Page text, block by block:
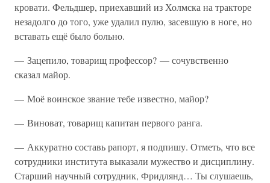
кровати. Фельдшер, приехавший из Холмска на тракторе
незадолго до того, уже удалил пулю, засевшую в ноге, но
вставать ещё было больно.
— Зацепило, товарищ профессор? — сочувственно
сказал майор.
— Моё воинское звание тебе известно, майор?
— Виноват, товарищ капитан первого ранга.
— Аккуратно составь рапорт, я подпишу. Отметь, что все
сотрудники института выказали мужество и дисциплину.
Старший научный сотрудник, Фридлянд… Ты слушаешь,